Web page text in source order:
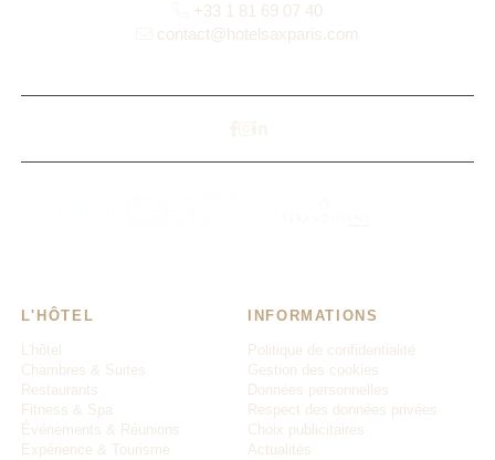
+33 1 81 69 07 40
contact@hotelsaxparis.com
L'HÔTEL
L'hôtel
Chambres & Suites
Restaurants
Fitness & Spa
Événements & Réunions
Expérience & Tourisme
INFORMATIONS
Politique de confidentialité
Gestion des cookies
Données personnelles
Respect des données privées
Choix publicitaires
Actualités